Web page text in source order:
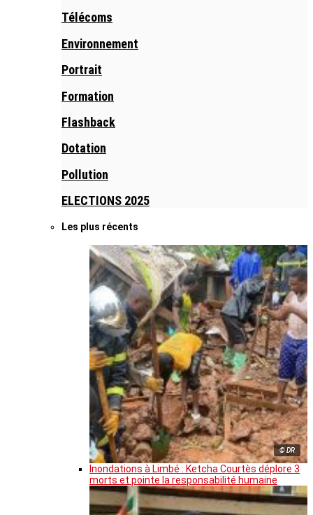
Télécoms
Environnement
Portrait
Formation
Flashback
Dotation
Pollution
ELECTIONS 2025
Les plus récents
© DR
Inondations à Limbé : Ketcha Courtès déplore 3
morts et pointe la responsabilité humaine